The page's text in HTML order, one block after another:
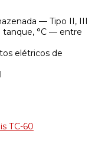
— Tipo II, III
tanque, °C — entre
elétricos de
ТС-60